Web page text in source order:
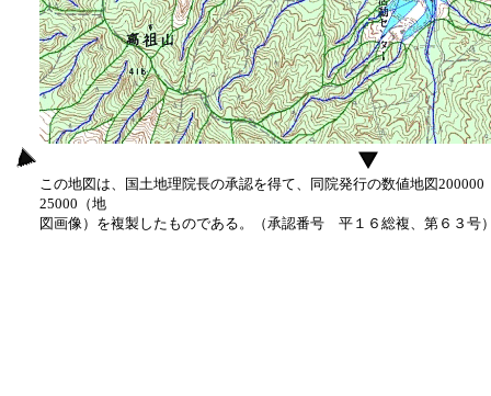
この地図は、国土地理院長の承認を得て、同院発行の数値地図
25000（地
図画像）を複製したものである。（承認番号 平１６総複、第６３号